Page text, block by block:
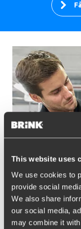
This website uses
We use cookies to
provide social
We also share
our social media,
may combine it
Med vores